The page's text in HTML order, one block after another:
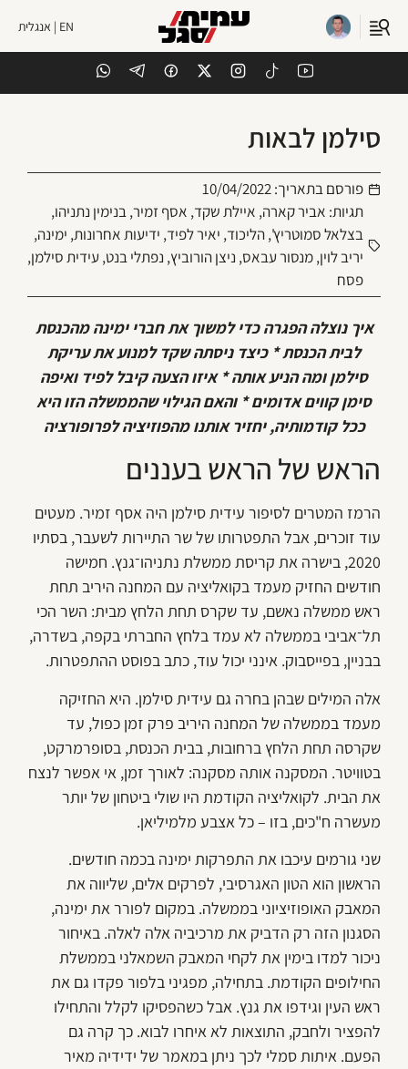
EN | אנגלית
סילמן לבאות
פורסם בתאריך:10/04/2022
תגיות: אביר קארה, איילת שקד, אסף זמיר,בנימין נתניהו,
בצלאל סמוטריץ',הליכוד, יאיר לפיד, ידיעות אחרונות, ימינה,
יריב לוין,מנסור עבאס, ניצן הורוביץ, נפתלי בנט,עידית סילמן,
פסח
איך נוצלה הפגרה כדי למשוך את חברי ימינה מהכנסת
לבית הכנסת * כיצד ניסתה שקד למנוע את עריקת
סילמן ומה הניע אותה * איזו הצעה קיבל לפיד ואיפה
סימן קווים אדומים * והאם הגילוי שהממשלה הזו היא
ככל קודמותיה, יחזיר אותנו מהפוזיציה לפרופורציה
הראש של הראש בעננים
הרמז המטרים לסיפור עידית סילמן היה אסף זמיר. מעטים
עוד זוכרים, אבל התפטרותו של שר התיירות לשעבר, בסתיו
2020, בישרה את קריסת ממשלת נתניהו־גנץ. חמישה
חודשים החזיק מעמד בקואליציה עם המחנה היריב תחת
ראש ממשלה נאשם, עד שקרס תחת הלחץ מבית: השר הכי
תל־אביבי בממשלה לא עמד בלחץ החברתי בקפה, בשדרה,
בבניין, בפייסבוק. אינני יכול עוד, כתב בפוסט ההתפטרות.
אלה המילים שבהן בחרה גם עידית סילמן. היא החזיקה
מעמד בממשלה של המחנה היריב פרק זמן כפול, עד
שקרסה תחת הלחץ ברחובות, בבית הכנסת, בסופרמרקט,
בטוויטר. המסקנה אותה מסקנה: לאורך זמן, אי אפשר לנצח
את הבית. לקואליציה הקודמת היו שולי ביטחון של יותר
מעשרה ח"כים, בזו – כל אצבע מלמיליאן.
שני גורמים עיכבו את התפרקות ימינה בכמה חודשים.
הראשון הוא הטון האגרסיבי, לפרקים אלים, שליווה את
המאבק האופוזיציוני בממשלה. במקום לפורר את ימינה,
הסגנון הזה רק הדביק את מרכיביה אלה לאלה. באיחור
ניכור למדו בימין את לקחי המאבק השמאלני בממשלת
החילופים הקודמת. בתחילה, מפגיני בלפור פקדו גם את
ראש העין וגידפו את גנץ. אבל כשהפסיקו לקלל והתחילו
להפציר ולחבק, התוצאות לא איחרו לבוא. כך קרה גם
הפעם. איתות סמלי לכך ניתן במאמר של ידידיה מאיר